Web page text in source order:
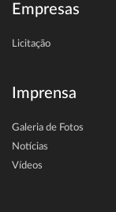
Empresas
Licitação
Imprensa
Galeria de Fotos
Notícias
Vídeos